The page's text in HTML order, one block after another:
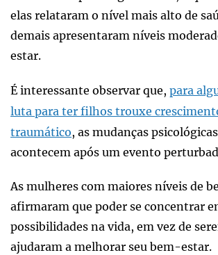
elas relataram o nível mais alto de
demais apresentaram níveis
estar.
É interessante observar que, para
luta para ter filhos trouxe
traumático, as mudanças
acontecem após um evento
As mulheres com maiores níveis de
afirmaram que poder se concentrar
possibilidades na vida, em vez de
ajudaram a melhorar seu bem-estar.